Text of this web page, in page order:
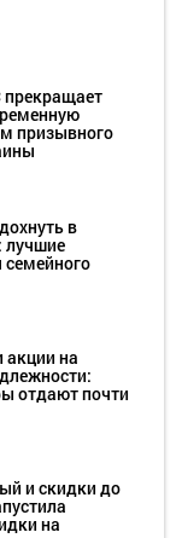
прекращает
призывного
в
лучшие
акции на
отдают почти
и скидки до
на